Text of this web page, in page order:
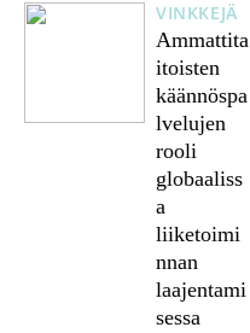
VINKKEJÄ
Ammattita
itoisten
käännöspa
lvelujen
rooli
globaaliss
a
liiketoimi
nnan
laajentami
sessa